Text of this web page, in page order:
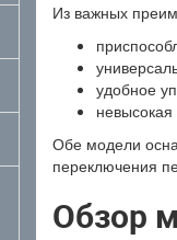
Из важных
удобное
Обе модели
переключения
Обзор